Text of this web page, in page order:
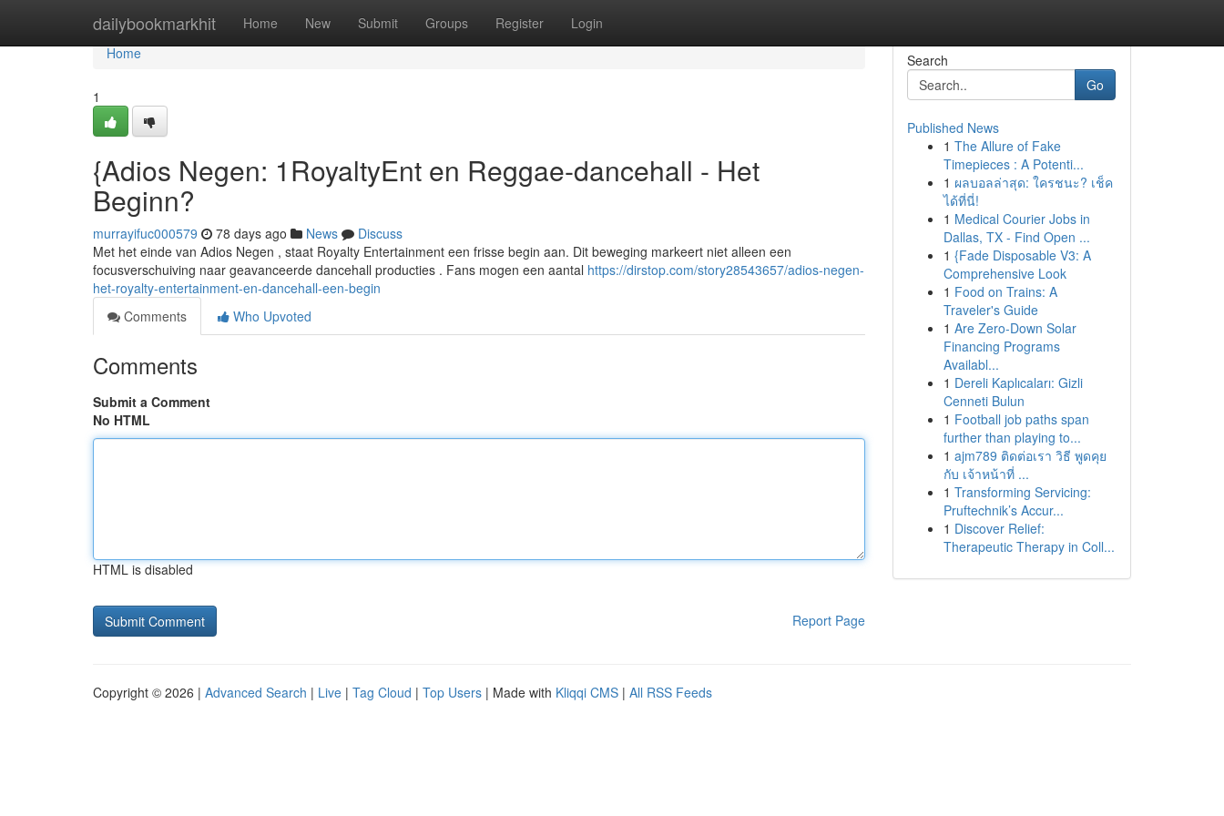
dailybookmarkhit Home New Submit Groups Register Login
Home
Home
1
{Adios Negen: 1RoyaltyEnt en Reggae-dancehall - Het
Beginn?
murrayifuc000579 78 days ago News
Discuss
Met het einde van Adios Negen , staat Royalty Entertainment een frisse begin aan. Dit beweging markeert niet alleen een
focusverschuiving naar geavanceerde dancehall producties . Fans mogen een aantal https://dirstop.com/story28543657/adios-negen-
het-royalty-entertainment-en-dancehall-een-begin
Comments
Who Upvoted
Comments
Submit a Comment
No HTML
HTML is disabled
Report Page
Search
Go
Published News
1 The Allure of Fake
Timepieces : A Potenti...
1 ผลบอลล่าสุด: ใครชนะ? เช็ค
ได้ที่นี่!
1 Medical Courier Jobs in
Dallas, TX - Find Open ...
1 {Fade Disposable V3: A
Comprehensive Look
1 Food on Trains: A
Traveler's Guide
1 Are Zero-Down Solar
Financing Programs
Availabl...
1 Dereli Kaplıcaları: Gizli
Cenneti Bulun
1 Football job paths span
further than playing to...
1 ajm789 ติดต่อเรา วิธี พูดคุย
กับ เจ้าหน้าที่ ...
1 Transforming Servicing:
Pruftechnik’s Accur...
1 Discover Relief:
Therapeutic Therapy in Coll...
Copyright © 2026 | Advanced Search | Live | Tag Cloud | Top Users | Made with Kliqqi CMS | All RSS Feeds